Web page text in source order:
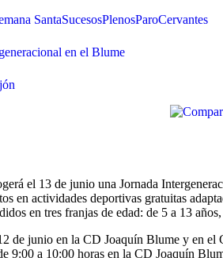
SantaSucesosPlenosParoCervantes
en el Blume
el 13 de junio una Jornada
en actividades deportivas gratuitas
en tres franjas de edad: de 5 a 13
de junio en la CD Joaquín Blume y en
9:00 a 10:00 horas en la CD Joaquín